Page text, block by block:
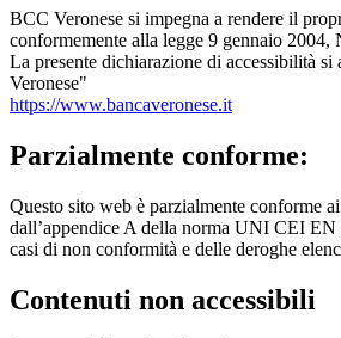
BCC Veronese si impegna a rendere il
conformemente alla legge 9 gennaio 2004,
La presente dichiarazione di accessibilità
Veronese"
https://www.bancaveronese.it
Parzialmente conforme:
Questo sito web è parzialmente conforme
dall’appendice A della norma UNI CEI
casi di non conformità e delle deroghe
Contenuti non accessibili